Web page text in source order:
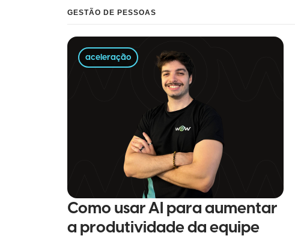
GESTÃO DE PESSOAS
aceleração
Como usar AI para aumentar
a produtividade da equipe